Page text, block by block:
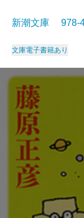
新潮文庫 978-
文庫電子書籍あり